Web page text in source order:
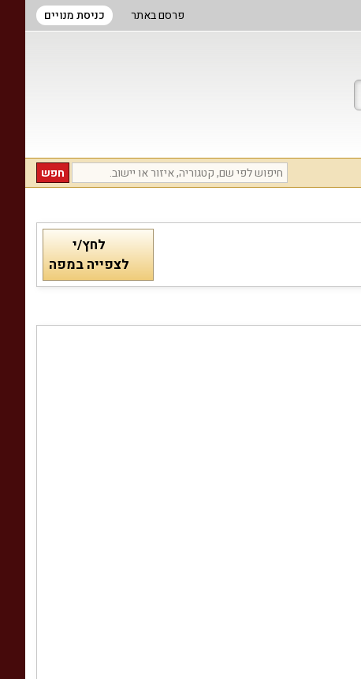
פרסם באתר כניסת מנויים
לחץ/י
לצפייה במפה